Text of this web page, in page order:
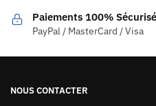
Paiements 100%
PayPal / MasterCard / Visa
NOUS CONTACTER